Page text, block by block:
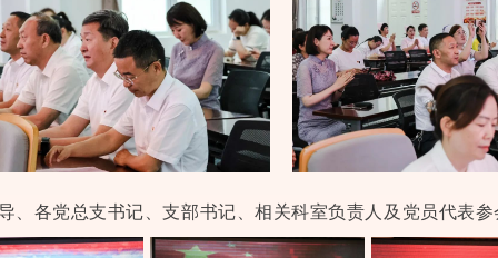
、各党总支书记、支部书记、相关科室负责人及党员代表参